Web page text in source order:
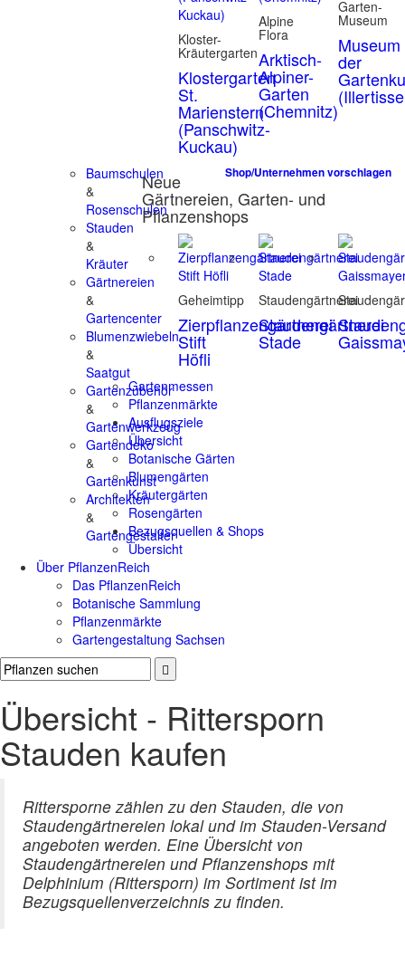
Kloster-
Kräutergarten
Klostergarten
St.
Marienstern
(Panschwitz-
Kuckau)
Alpine
Flora
Arktisch-
Alpiner-
Garten
(Chemnitz)
Garten-
Museum
Museum
der
Baumschulen
&
Rosenschulen
Stauden
&
Kräuter
Gärtnereien
&
Gartencenter
Blumenzwiebeln
&
Saatgut
Gartenzubehör
&
Gartenwerkzeug
Gartendeko
&
Gartenkunst
Architekten
&
Gartengestalter
Shop/Unternehmen vorschlagen
Neue
Gärtnereien, Garten- und
Pflanzenshops
Geheimtipp
Zierpflanzengärtnerei
Stift
Höfli
Staudengärtnerei
Staudengärtnerei
Stade
Gartenmessen
Pflanzenmärkte
Ausflugsziele
Übersicht
Botanische Gärten
Blumengärten
Kräutergärten
Rosengärten
Bezugsquellen & Shops
Übersicht
Über PflanzenReich
Das PflanzenReich
Botanische Sammlung
Pflanzenmärkte
Gartengestaltung Sachsen
Übersicht - Rittersporn
Stauden kaufen
Rittersporne zählen zu den Stauden, die von
Staudengärtnereien lokal und im Stauden-Versand
angeboten werden. Eine Übersicht von
Staudengärtnereien und Pflanzenshops mit
Delphinium (Rittersporn) im Sortiment ist im
Bezugsquellenverzeichnis zu finden.